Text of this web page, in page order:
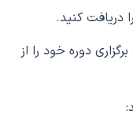
کنید.
دوره خود را از